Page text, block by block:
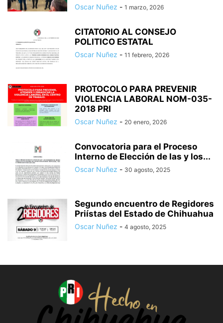
Oscar Nuñez - 1 marzo, 2026
CITATORIO AL CONSEJO
POLITICO ESTATAL
Oscar Nuñez - 11 febrero, 2026
PROTOCOLO PARA PREVENIR
VIOLENCIA LABORAL NOM-035-
2018 PRI
Oscar Nuñez - 20 enero, 2026
Convocatoria para el Proceso
Interno de Elección de las y los...
Oscar Nuñez - 30 agosto, 2025
Segundo encuentro de Regidores
Priístas del Estado de Chihuahua
Oscar Nuñez - 4 agosto, 2025